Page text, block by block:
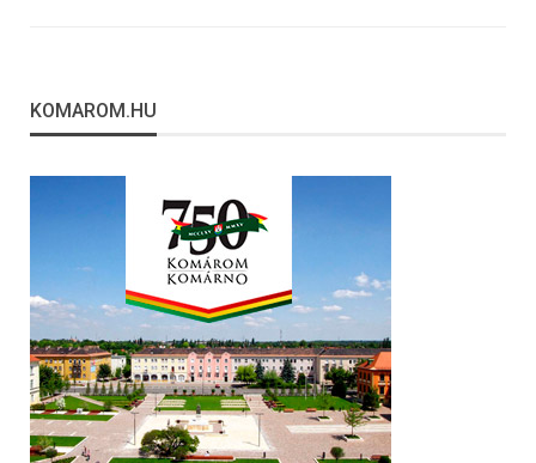
KOMAROM.HU